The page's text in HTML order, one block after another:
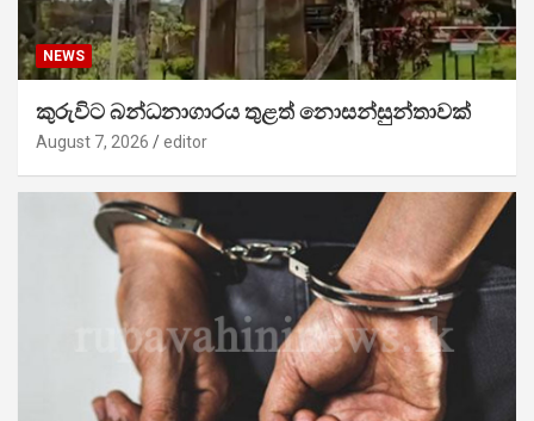
NEWS
කුරුවිට බන්ධනාගාරය තුළත් නොසන්සුන්තාවක්
August 7, 2026 editor